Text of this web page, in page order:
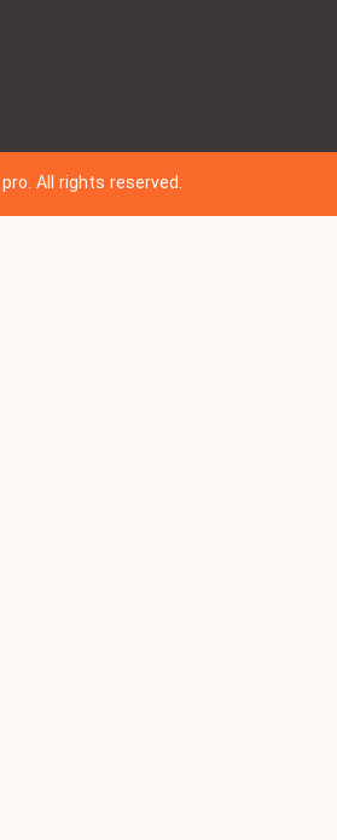
pro. All rights reserved.